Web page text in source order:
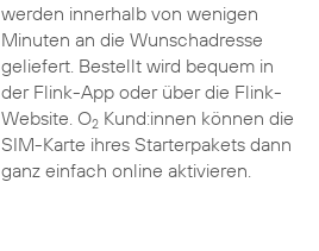
werden innerhalb von wenigen
Minuten an die Wunschadresse
geliefert. Bestellt wird bequem in
der Flink-App oder über die Flink-
Website. O2Kund:innen können die
SIM-Karte ihres Starterpakets dann
ganz einfach online aktivieren.